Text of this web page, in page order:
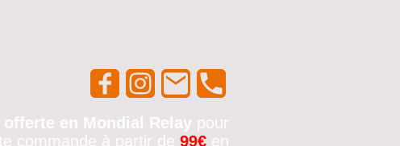
offerte en Mondial Relay pour
commande à partir de 99€en